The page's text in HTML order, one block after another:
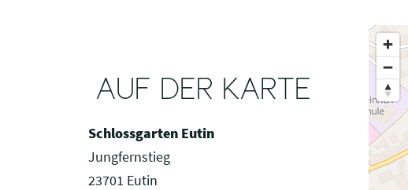
AUF DER KARTE
Schlossgarten Eutin
Jungfernstieg
23701 Eutin